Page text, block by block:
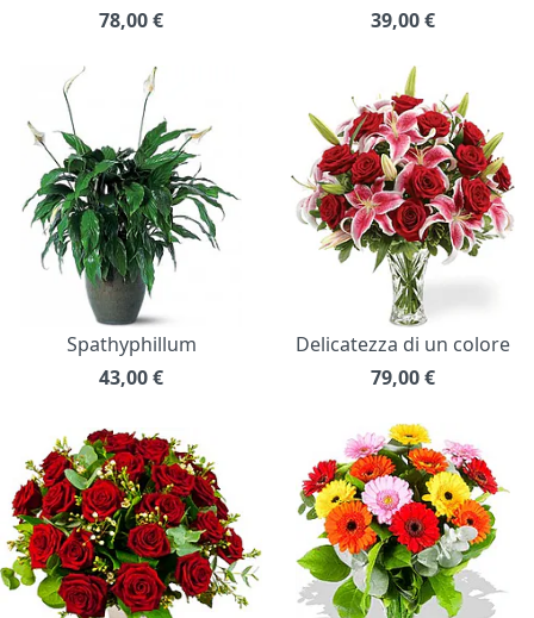
78,00€ 39,00€
Spathyphillum
43,00€
Delicatezza di un colore
79,00€